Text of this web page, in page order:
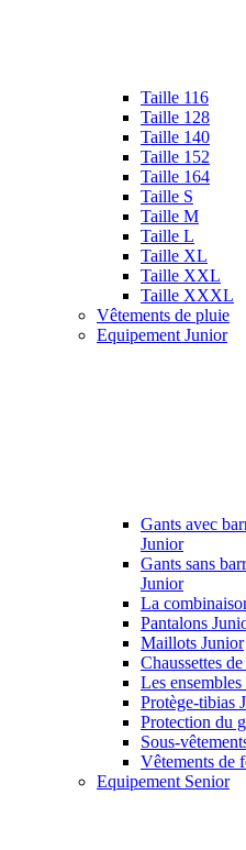
Taille 116
Taille 128
Taille 140
Taille 152
Taille 164
Taille S
Taille M
Taille L
Taille XL
Taille XXL
Taille XXXL
Vêtements de pluie
Equipement Junior
Gants avec
Junior
Gants sans
Junior
La
Pantalons
Maillots Junior
Chaussettes
Les
Protège-tibias
Protection du
Sous-
Vêtements de
Equipement Senior